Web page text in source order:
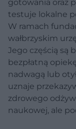
gotowania oraz
testuje lokalne
W ramach
wałbrzyskim
Jego częścią są
bezpłatną
nadwagą lub
uznaje
zdrowego
naukowej, ale